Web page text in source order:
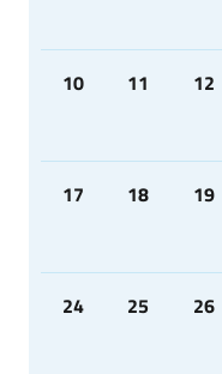
10 11 12
17 18 19
24 25 26